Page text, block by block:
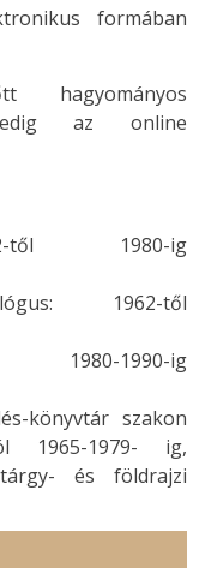
formában
az online
től 1980-ig
1962-től
1990-ig
könyvtár szakon
1965-1979- ig,
és földrajzi